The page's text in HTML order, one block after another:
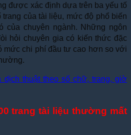
được xác định dựa trên ba yếu tố
của tài liệu, mức độ phổ biến
của chuyên ngành. Những ngôn
hỏi chuyên gia có kiến thức đặc
mức chi phí đầu tư cao hơn so với
dịch thuật theo số chữ, trang, giờ
trang tài liệu thường mất